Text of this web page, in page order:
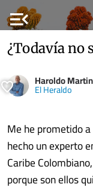
menu_open
¿Todavía no
Haroldo
El Heraldo
Me he prometido
hecho un experto
Caribe
porque son ellos